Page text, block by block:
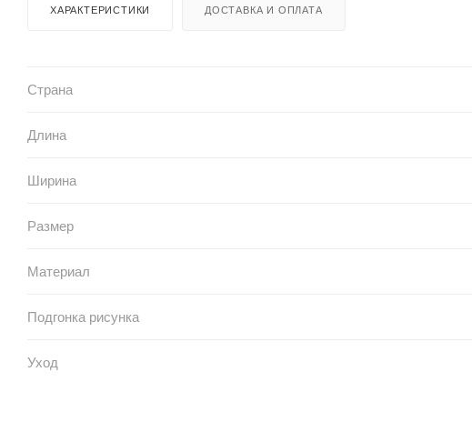
ХАРАКТЕРИСТИКИ ДОСТАВКА И ОПЛАТА
Страна
Длина
Ширина
Размер
Материал
Подгонка рисунка
Уход